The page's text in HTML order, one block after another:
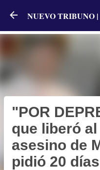
Ir al
NUEVO TRIBUNO |
"POR
que liberó
asesino de
pidió 20